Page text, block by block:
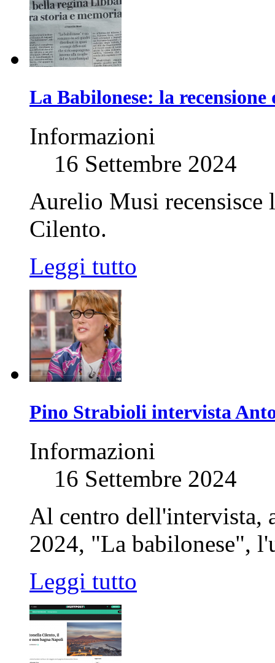
La Babilonese: la
Informazioni
16 Settembre 2024
Aurelio Musi
Cilento.
Leggi tutto
Pino Strabioli intervista
Informazioni
16 Settembre 2024
Al centro dell'intervista,
2024, "La babilonese",
Leggi tutto